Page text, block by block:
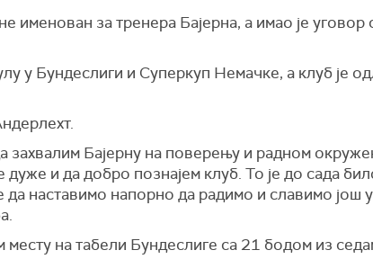
именован за тренера Бајерна, а имао је
у Бундеслиги и Суперкуп Немачке, а клуб је
захвалим Бајерну на поверењу и радном
и да добро познајем клуб. То је до сада
наставимо напорно да радимо и славимо још
на табели Бундеслиге са 21 бодом из